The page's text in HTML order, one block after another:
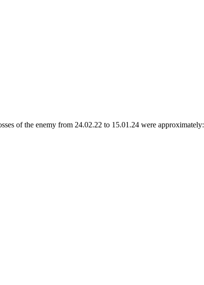
of the enemy from 24.02.22 to 15.01.24 were approximately: